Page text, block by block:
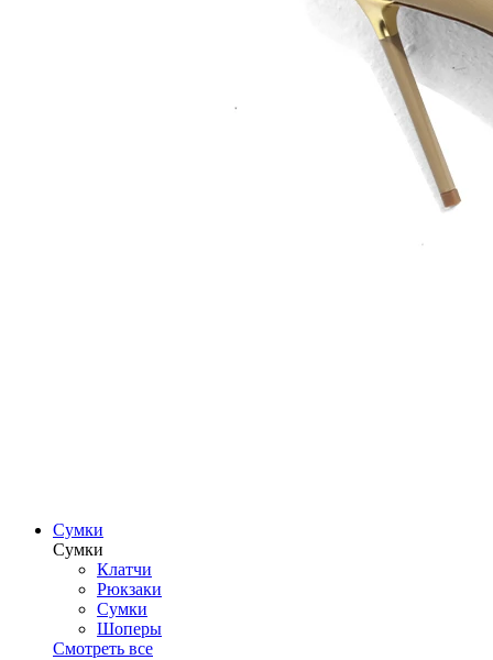
Сумки
Сумки
Клатчи
Рюкзаки
Сумки
Шоперы
Смотреть все